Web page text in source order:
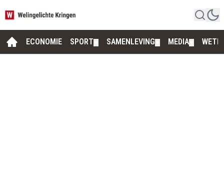
ECONOMIE SPORT SAMENLEVING MEDIA